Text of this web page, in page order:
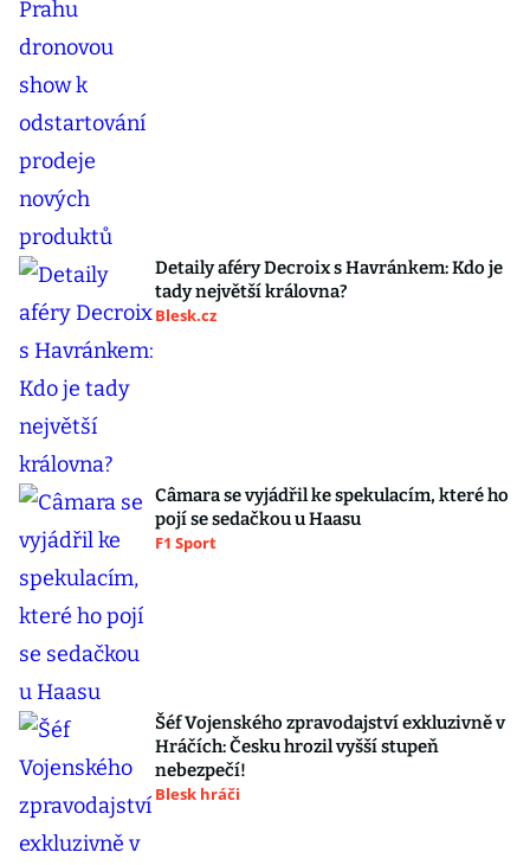
Detaily aféry Decroix s Havránkem: Kdo je
tady největší královna?
Blesk.cz
Câmara se vyjádřil ke spekulacím, které ho
pojí se sedačkou u Haasu
F1 Sport
Šéf Vojenského zpravodajství exkluzivně v
Hráčích: Česku hrozil vyšší stupeň
nebezpečí!
Blesk hráči